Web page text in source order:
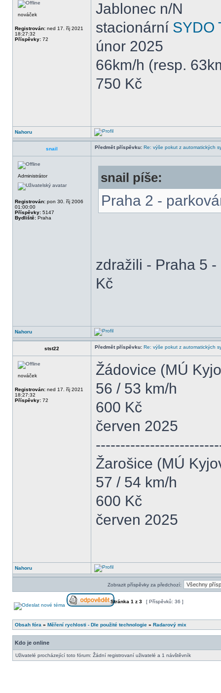
nováček
Registrován: ned 17. říj 2021
18:27:32
Příspěvky: 72
Jablonec n/N
stacionární SYDO
únor 2025
66km/h (resp.
750 Kč
Nahoru
snail Předmět příspěvku: Re: výše pokut z automatických
Administrátor
Registrován: pon 30. říj 2006
01:00:00
Příspěvky: 5147
Bydliště: Praha
snail píše:
Praha 2 -
zdražili - Praha 5
Kč
Nahoru
stst22 Předmět příspěvku: Re: výše pokut z automatických
nováček
Registrován: ned 17. říj 2021
18:27:32
Příspěvky: 72
Žádovice (MÚ
56 / 53 km/h
600 Kč
červen 2025
Žarošice (MÚ
57 / 54 km/h
600 Kč
červen 2025
Nahoru
Zobrazit příspěvky za předchozí:
Stránka 1 z 3 [ Příspěvků: 36 ]
Obsah fóra » Měření rychlosti - Dle použité technologie » Radarový mix
Kdo je online
Uživatelé procházející toto fórum: Žádní registrovaní uživatelé a 1 návštěvník